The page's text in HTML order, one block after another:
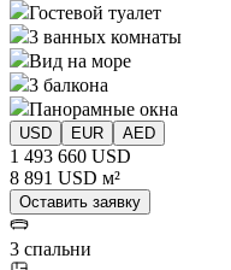
Гостевой туалет
3 ванных комнаты
Вид на море
3 балкона
Панорамные окна
USD EUR AED
1 493 660 USD
8 891 USD м²
Оставить заявку
3 спальни